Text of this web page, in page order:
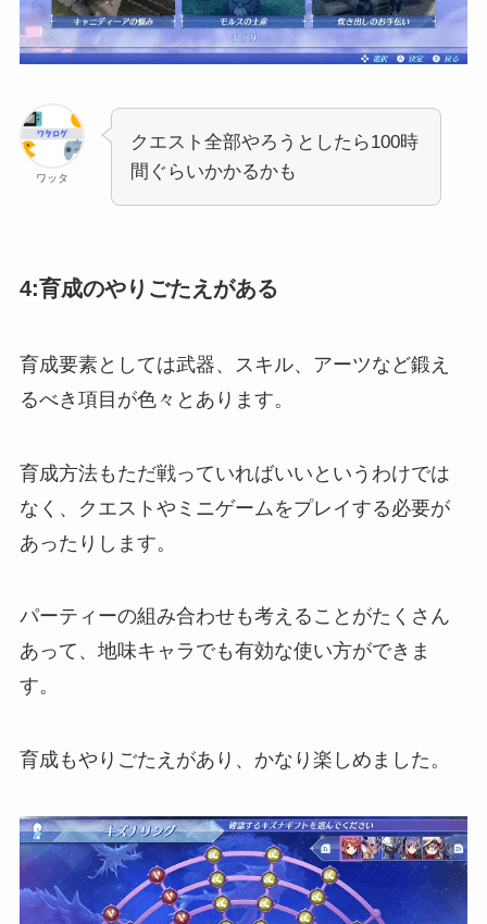
ワッタ
クエスト全部やろうとしたら100時
間ぐらいかかるかも
4:育成のやりごたえがある
育成要素としては武器、スキル、アーツなど鍛え
るべき項目が色々とあります。
育成方法もただ戦っていればいいというわけでは
なく、クエストやミニゲームをプレイする必要が
あったりします。
パーティーの組み合わせも考えることがたくさん
あって、地味キャラでも有効な使い方ができま
す。
育成もやりごたえがあり、かなり楽しめました。